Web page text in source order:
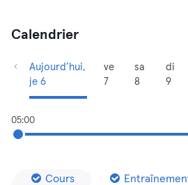
Calendrier
Aujourd’hui,
je 6
ve
7
sa
8
di
9
05:00
Cours